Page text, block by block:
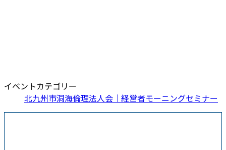
イベントカテゴリー
北九州市洞海倫理法人会｜経営者モーニングセミナー